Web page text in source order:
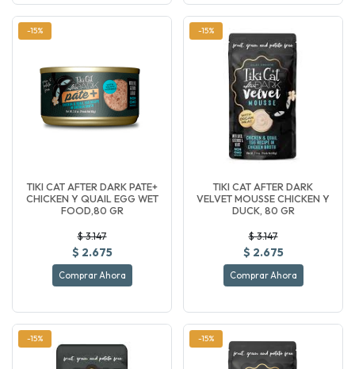
-15%
TIKI CAT AFTER DARK PATE+
CHICKEN Y QUAIL EGG WET
FOOD,80 GR
$ 3.147
$ 2.675
Comprar Ahora
-15%
TIKI CAT AFTER DARK
VELVET MOUSSE CHICKEN Y
DUCK, 80 GR
$ 3.147
$ 2.675
Comprar Ahora
-15% -15%